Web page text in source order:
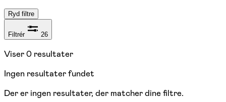
Ryd filtre
Filtrér 26
Viser0 resultater
Ingen resultater fundet
Der er ingen resultater, der matcher dine filtre.